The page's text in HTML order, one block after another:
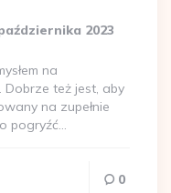
2023
na
Dobrze też jest, aby
na zupełnie
pogryźć…
0